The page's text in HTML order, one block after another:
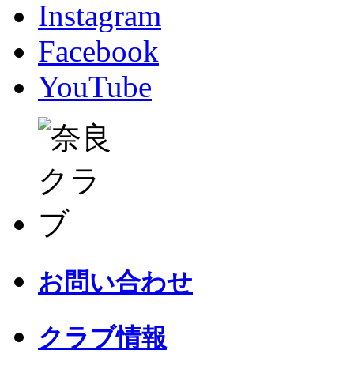
Instagram
Facebook
YouTube
お問い合わせ
クラブ情報